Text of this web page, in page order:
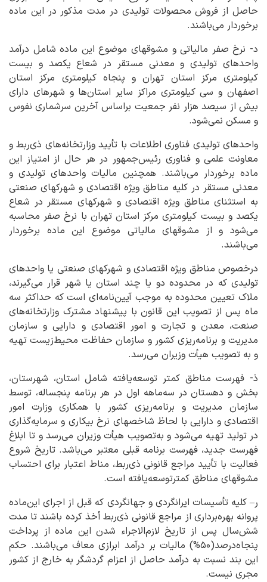
حاصل از فروش محصولات تولیدی در مدت مذکور در این ماده
برخوردار می‌باشند.
د- نرخ صفر مالیاتی و مشوقهای موضوع این ماده شامل درآمد
واحدهای تولیدی و معدنی مستقر در شعاع یکصد و بیست
کیلومتری مرکز استان تهران و پنجاه کیلومتری مرکز استان
اصفهان و سی کیلومتری مراکز سایر استان‌ها و شهرهای دارای
بیش از سیصد هزار نفر جمعیت براساس آخرین سرشماری نفوس
و مسکن نمی‌شود.
واحدهای تولیدی فناوری اطلاعات با تأیید وزارتخانه‌های ذی‌ربط و
معاونت علمی و فناوری رئیس‌جمهور در هر حال از امتیاز این
ماده برخوردار می‌باشند. همچنین مالیات واحدهای تولیدی و
معدنی مستقر در کلیه مناطق ویژه اقتصادی و شهرکهای صنعتی
به استثنای مناطق ویژه اقتصادی و شهرکهای مستقر در شعاع
یکصد و بیست کیلومتری مرکز استان تهران با نرخ صفر محاسبه
می‌شود و از مشوقهای مالیاتی موضوع این ماده برخوردار
می‌باشند.
درخصوص مناطق ویژه اقتصادی و شهرکهای صنعتی یا واحدهای
تولیدی که در محدوده دو یا چند استان یا شهر قرار می‌گیرند،
ملاک تعیین محدوده به موجب آیین‌نامه‌ای است که حداکثر سه
ماه پس از تصویب این قانون با پیشنهاد مشترک وزارتخانه‌های
صنعت، معدن و تجارت و امور اقتصادی و دارایی و سازمان
مدیریت و برنامه‌ریزی کشور و سازمان حفاظت محیط‌زیست تهیه
و به تصویب هیأت وزیران می‌رسد.
ذ- فهرست مناطق کمتر توسعه‌یافته شامل استان، شهرستان،
بخش و دهستان در سه‌ماهه اول در هر برنامه پنجساله، توسط
سازمان مدیریت و برنامه‌ریزی کشور با همکاری وزارت امور
اقتصادی و دارایی با لحاظ شاخصهای نرخ بیکاری و سرمایه‌گذاری
در تولید تهیه می‌شود و به‌تصویب هیأت وزیران می‌رسد و تا ابلاغ
فهرست جدید، فهرست برنامه قبلی معتبر می‌باشد. تاریخ شروع
فعالیت با تأیید مراجع قانونی ذی‌ربط، مناط اعتبار برای احتساب
مشوقهای مناطق کمترتوسعه‌یافته است.
ر– کلیه تأسیسات ایرانگردی و جهانگردی که قبل از اجرای این‌ماده
پروانه بهره‌برداری از مراجع قانونی ذی‌ربط أخذ کرده باشند تا مدت
شش‌سال پس از تاریخ لازم‌الاجراء شدن این ماده از پرداخت
پنجاه‌درصد(۵۰%) مالیات بر درآمد ابرازی معاف می‌باشند. حکم
این بند نسبت به درآمد حاصل از اعزام گردشگر به خارج از کشور
مجری نیست.